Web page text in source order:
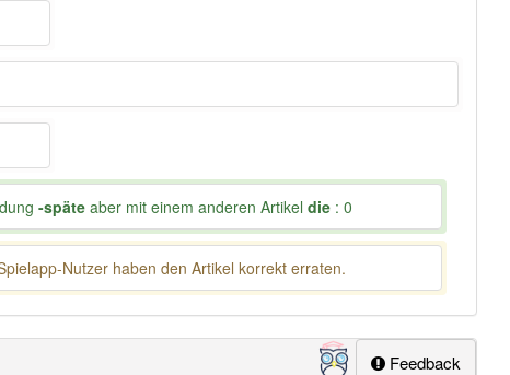
-späte aber mit einem anderen Artikeldie : 0
Nutzer haben den Artikel korrekt erraten.
Feedback